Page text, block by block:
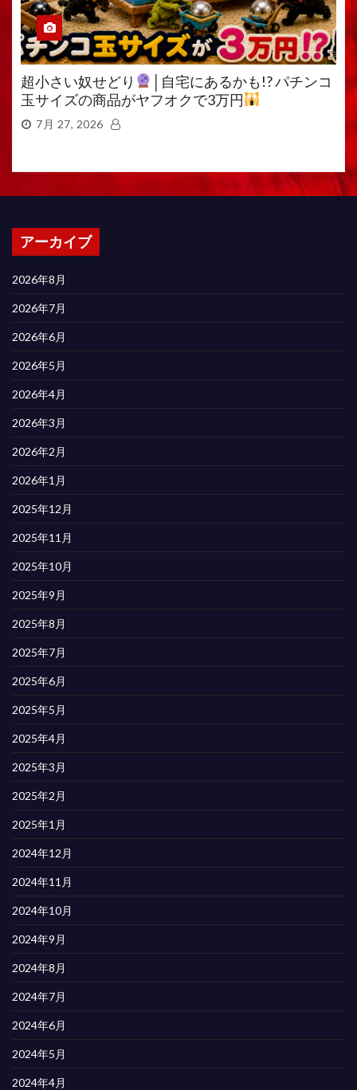
超小さい奴せどり
│自宅にあるかも!? パチンコ
玉サイズの商品がヤフオクで3万円
7月 27, 2026
アーカイブ
2026年8月
2026年7月
2026年6月
2026年5月
2026年4月
2026年3月
2026年2月
2026年1月
2025年12月
2025年11月
2025年10月
2025年9月
2025年8月
2025年7月
2025年6月
2025年5月
2025年4月
2025年3月
2025年2月
2025年1月
2024年12月
2024年11月
2024年10月
2024年9月
2024年8月
2024年7月
2024年6月
2024年5月
2024年4月